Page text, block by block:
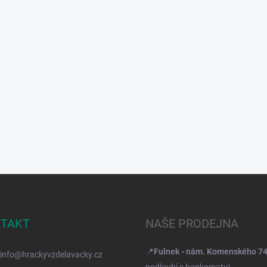
info@hrackyvzdelavacky.cz
NAŠE PRODEJNA
📍Fulnek - nám. Komenského 74